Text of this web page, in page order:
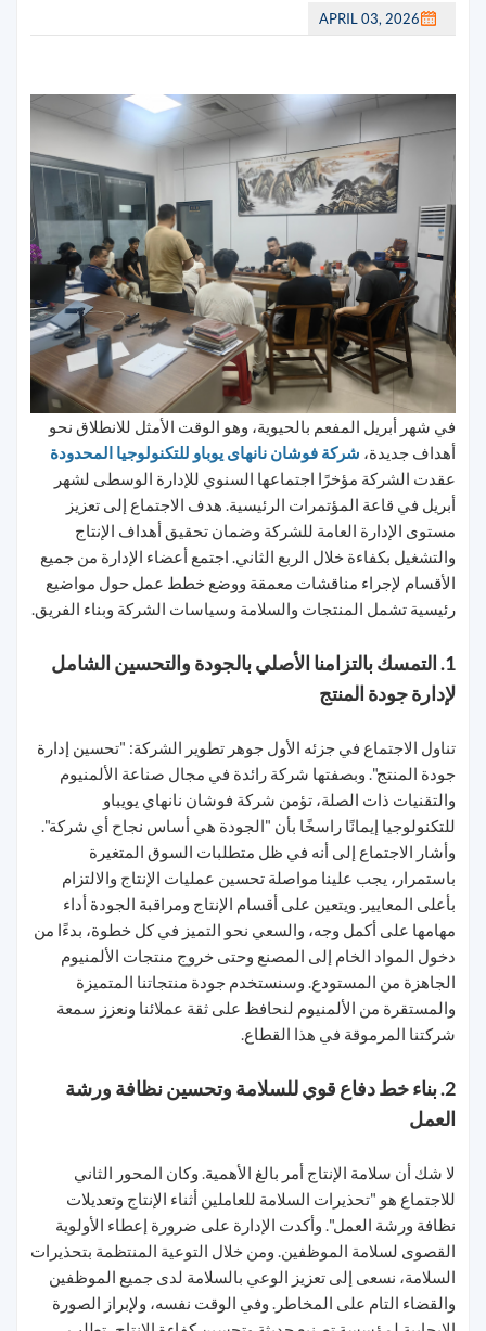
APRIL 03, 2026
في شهر أبريل المفعم بالحيوية، وهو الوقت الأمثل للانطلاق نحو
أهداف جديدة، شركة فوشان نانهاى يوباو للتكنولوجيا المحدودة
عقدت الشركة مؤخرًا اجتماعها السنوي للإدارة الوسطى لشهر
أبريل في قاعة المؤتمرات الرئيسية. هدف الاجتماع إلى تعزيز
مستوى الإدارة العامة للشركة وضمان تحقيق أهداف الإنتاج
والتشغيل بكفاءة خلال الربع الثاني. اجتمع أعضاء الإدارة من جميع
الأقسام لإجراء مناقشات معمقة ووضع خطط عمل حول مواضيع
رئيسية تشمل المنتجات والسلامة وسياسات الشركة وبناء الفريق.
1. التمسك بالتزامنا الأصلي بالجودة والتحسين الشامل
لإدارة جودة المنتج
تناول الاجتماع في جزئه الأول جوهر تطوير الشركة: "تحسين إدارة
جودة المنتج". وبصفتها شركة رائدة في مجال صناعة الألمنيوم
والتقنيات ذات الصلة، تؤمن شركة فوشان نانهاي يويباو
للتكنولوجيا إيمانًا راسخًا بأن "الجودة هي أساس نجاح أي شركة".
وأشار الاجتماع إلى أنه في ظل متطلبات السوق المتغيرة
باستمرار، يجب علينا مواصلة تحسين عمليات الإنتاج والالتزام
بأعلى المعايير. ويتعين على أقسام الإنتاج ومراقبة الجودة أداء
مهامها على أكمل وجه، والسعي نحو التميز في كل خطوة، بدءًا من
دخول المواد الخام إلى المصنع وحتى خروج منتجات الألمنيوم
الجاهزة من المستودع. وسنستخدم جودة منتجاتنا المتميزة
والمستقرة من الألمنيوم لنحافظ على ثقة عملائنا ونعزز سمعة
شركتنا المرموقة في هذا القطاع.
2. بناء خط دفاع قوي للسلامة وتحسين نظافة ورشة
العمل
لا شك أن سلامة الإنتاج أمر بالغ الأهمية. وكان المحور الثاني
للاجتماع هو "تحذيرات السلامة للعاملين أثناء الإنتاج وتعديلات
نظافة ورشة العمل". وأكدت الإدارة على ضرورة إعطاء الأولوية
القصوى لسلامة الموظفين. ومن خلال التوعية المنتظمة بتحذيرات
السلامة، نسعى إلى تعزيز الوعي بالسلامة لدى جميع الموظفين
والقضاء التام على المخاطر. وفي الوقت نفسه، ولإبراز الصورة